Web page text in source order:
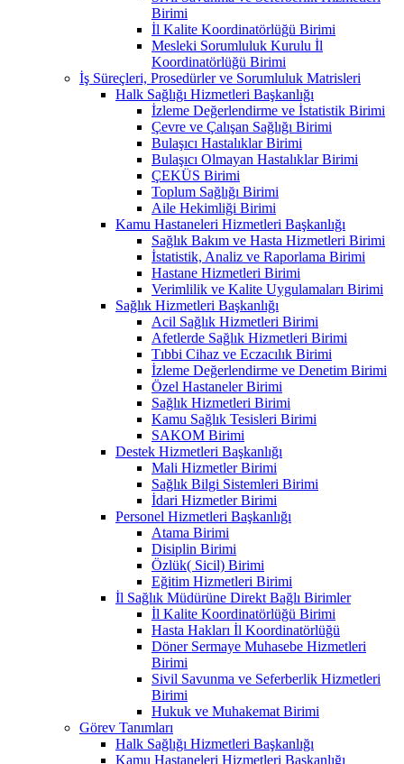
Birimi
İl Kalite Koordinatörlüğü Birimi
Mesleki Sorumluluk Kurulu İl
Koordinatörlüğü Birimi
İş Süreçleri, Prosedürler ve Sorumluluk Matrisleri
Halk Sağlığı Hizmetleri Başkanlığı
İzleme Değerlendirme ve İstatistik Birimi
Çevre ve Çalışan Sağlığı Birimi
Bulaşıcı Hastalıklar Birimi
Bulaşıcı Olmayan Hastalıklar Birimi
ÇEKÜS Birimi
Toplum Sağlığı Birimi
Aile Hekimliği Birimi
Kamu Hastaneleri Hizmetleri Başkanlığı
Sağlık Bakım ve Hasta Hizmetleri Birimi
İstatistik, Analiz ve Raporlama Birimi
Hastane Hizmetleri Birimi
Verimlilik ve Kalite Uygulamaları Birimi
Sağlık Hizmetleri Başkanlığı
Acil Sağlık Hizmetleri Birimi
Afetlerde Sağlık Hizmetleri Birimi
Tıbbi Cihaz ve Eczacılık Birimi
İzleme Değerlendirme ve Denetim Birimi
Özel Hastaneler Birimi
Sağlık Hizmetleri Birimi
Kamu Sağlık Tesisleri Birimi
SAKOM Birimi
Destek Hizmetleri Başkanlığı
Mali Hizmetler Birimi
Sağlık Bilgi Sistemleri Birimi
İdari Hizmetler Birimi
Personel Hizmetleri Başkanlığı
Atama Birimi
Disiplin Birimi
Özlük( Sicil) Birimi
Eğitim Hizmetleri Birimi
İl Sağlık Müdürüne Direkt Bağlı Birimler
İl Kalite Koordinatörlüğü Birimi
Hasta Hakları İl Koordinatörlüğü
Döner Sermaye Muhasebe Hizmetleri
Birimi
Sivil Savunma ve Seferberlik Hizmetleri
Birimi
Hukuk ve Muhakemat Birimi
Görev Tanımları
Halk Sağlığı Hizmetleri Başkanlığı
Kamu Hastaneleri Hizmetleri Başkanlığı